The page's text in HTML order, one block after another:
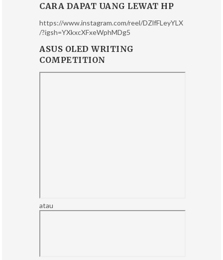
CARA DAPAT UANG LEWAT HP
https://www.instagram.com/reel/DZlfFLeyYLX
/?igsh=YXkxcXFxeWphMDg5
ASUS OLED WRITING
COMPETITION
atau